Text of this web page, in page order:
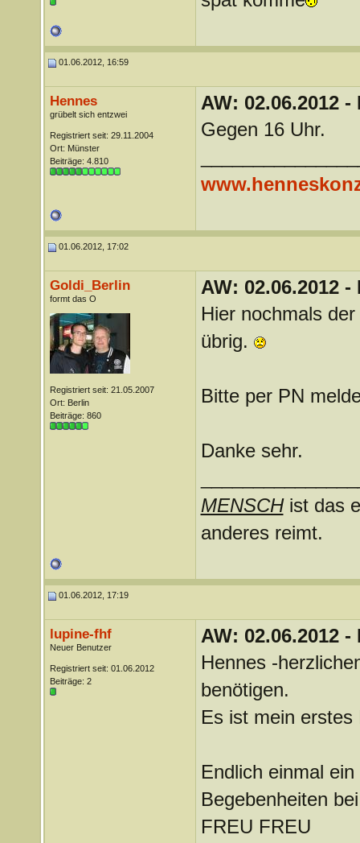
01.06.2012, 16:59
Hennes
grübelt sich entzwei
Registriert seit: 29.11.2004
Ort: Münster
Beiträge: 4.810
AW: 02.06.2012
Gegen 16 Uhr.
01.06.2012, 17:02
Goldi_Berlin
formt das O
Registriert seit: 21.05.2007
Ort: Berlin
Beiträge: 860
AW: 02.06.2012
Hier nochmals
übrig.
Bitte per PN
Danke sehr.
MENSCHist das
anderes reimt.
01.06.2012, 17:19
lupine-fhf
Neuer Benutzer
Registriert seit: 01.06.2012
Beiträge: 2
AW: 02.06.2012
Hennes -
benötigen.
Es ist mein
Endlich einmal
Begebenheiten
FREU FREU